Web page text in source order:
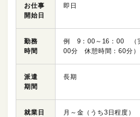
お仕事
開始日
即日
勤務
時間
例 9：00～16：00 （
00分 休憩時間：60分
派遣
期間
長期
就業日 月～金（うち3日程度